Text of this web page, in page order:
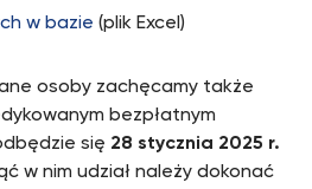
w bazie (plik Excel)
osoby zachęcamy także
bezpłatnym
się 28 stycznia 2025 r.
w nim udział należy dokonać